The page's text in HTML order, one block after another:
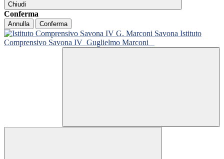
Chiudi
Conferma
Annulla Conferma
Istituto
Comprensivo Savona IV Guglielmo Marconi